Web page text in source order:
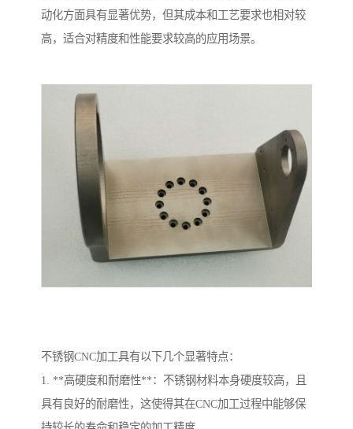
动化方面具有显著优势，但其成本和工艺要求也相对较
高，适合对精度和性能要求较高的应用场景。
不锈钢CNC加工具有以下几个显著特点：
1. **高硬度和耐磨性**：不锈钢材料本身硬度较高，且
具有良好的耐磨性，这使得其在CNC加工过程中能够保